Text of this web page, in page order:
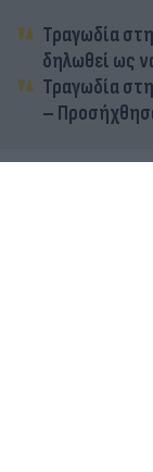
Τραγωδία
δηλωθεί ως
Τραγωδία
–